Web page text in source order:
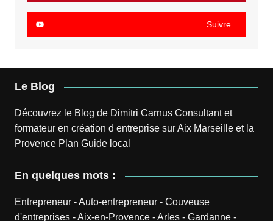
Suivre
Le Blog
Découvrez le Blog de Dimitri CarnusConsultant et
formateur en création d entreprise sur Aix Marseille et la
Provence Plan Guide local
En quelques mots :
Entrepreneur-Auto-entrepreneur- Couveuse
d'entreprises-Aix-en-Provence-Arles- Gardanne-